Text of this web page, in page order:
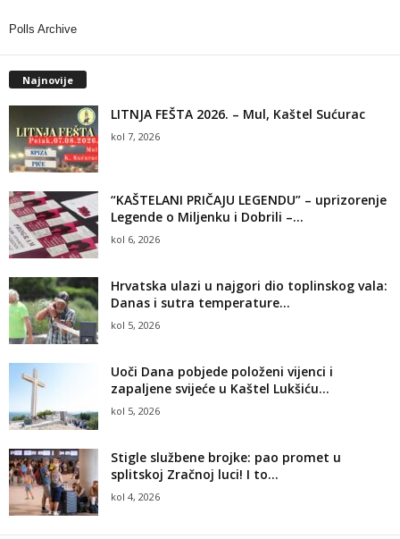
Polls Archive
Najnovije
LITNJA FEŠTA 2026. – Mul, Kaštel Sućurac
kol 7, 2026
“KAŠTELANI PRIČAJU LEGENDU” – uprizorenje
Legende o Miljenku i Dobrili –...
kol 6, 2026
Hrvatska ulazi u najgori dio toplinskog vala:
Danas i sutra temperature...
kol 5, 2026
Uoči Dana pobjede položeni vijenci i
zapaljene svijeće u Kaštel Lukšiću...
kol 5, 2026
Stigle službene brojke: pao promet u
splitskoj Zračnoj luci! I to...
kol 4, 2026